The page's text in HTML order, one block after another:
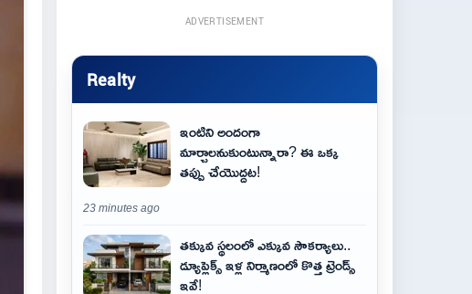
ADVERTISEMENT
Realty
ఇంటిని అందంగా
మార్చాలనుకుంటున్నారా? ఈ ఒక్క
తప్పు చేయొద్దట!
23 minutes ago
తక్కువ స్థలంలో ఎక్కువ సౌకర్యాలు..
డ్యూప్లెక్స్ ఇళ్ల నిర్మాణంలో కొత్త ట్రెండ్స్
ఇవే!